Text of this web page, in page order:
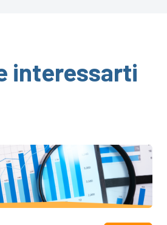
interessarti